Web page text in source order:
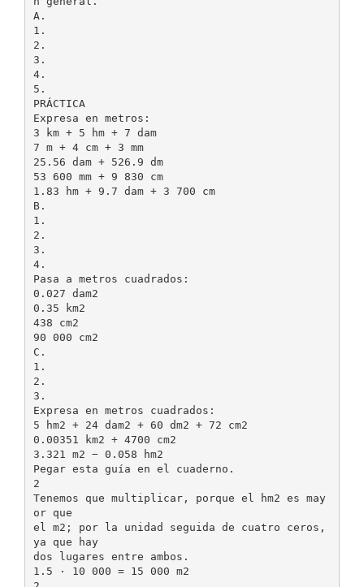
A.
1.
2.
3.
4.
5.
PRÁCTICA
Expresa en metros:
3 km + 5 hm + 7 dam
7 m + 4 cm + 3 mm
25.56 dam + 526.9 dm
53 600 mm + 9 830 cm
1.83 hm + 9.7 dam + 3 700 cm
B.
1.
2.
3.
4.
Pasa a metros cuadrados:
0.027 dam2
0.35 km2
438 cm2
90 000 cm2
C.
1.
2.
3.
Expresa en metros cuadrados:
5 hm2 + 24 dam2 + 60 dm2 + 72 cm2
0.00351 km2 + 4700 cm2
3.321 m2 − 0.058 hm2
Pegar esta guía en el cuaderno.
2
Tenemos que multiplicar, porque el hm2 es may
or que
el m2; por la unidad seguida de cuatro ceros,
ya que hay
dos lugares entre ambos.
1.5 · 10 000 = 15 000 m2